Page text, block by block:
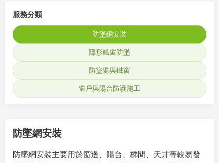
服務分類
防墜網安裝
隱形鐵窗防墜
防盜窗與鐵窗
窗戶與陽台防護施工
防墜網安裝
防墜網安裝主要用於窗邊、陽台、梯間、天井等較易發